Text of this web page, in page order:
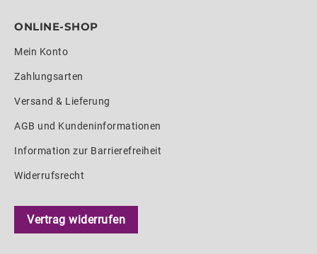
ONLINE-SHOP
Mein Konto
Zahlungsarten
Versand & Lieferung
AGB und Kundeninformationen
Information zur Barrierefreiheit
Widerrufsrecht
Vertrag widerrufen